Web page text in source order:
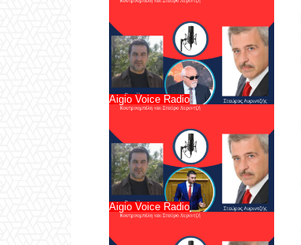
Aigio Voice Radio
Aigio Voice Radio